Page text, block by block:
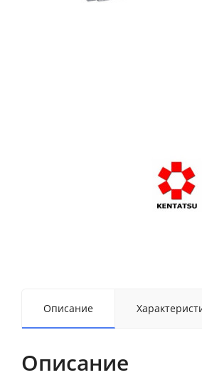
Описание
Описание